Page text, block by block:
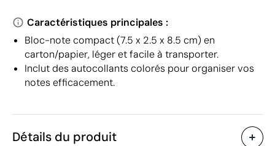
Caractéristiques principales :
Bloc-note compact (7.5 x 2.5 x 8.5 cm) en
carton/papier, léger et facile à transporter.
Inclut des autocollants colorés pour organiser vos
notes efficacement.
Détails du produit